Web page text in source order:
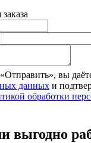
вы
данных и
обработки
выгодно